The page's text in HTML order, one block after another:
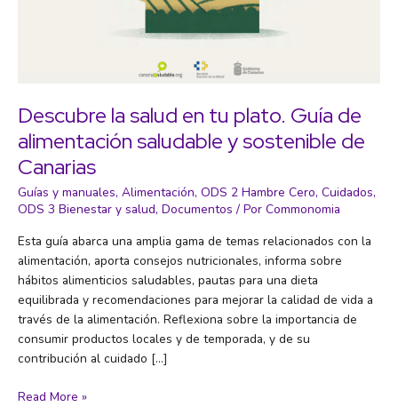
Descubre la salud en tu plato. Guía de
alimentación saludable y sostenible de
Canarias
Guías y manuales, Alimentación, ODS 2 Hambre Cero, Cuidados,
ODS 3 Bienestar y salud, Documentos / Por Commonomia
Esta guía abarca una amplia gama de temas relacionados con la
alimentación, aporta consejos nutricionales, informa sobre
hábitos alimenticios saludables, pautas para una dieta
equilibrada y recomendaciones para mejorar la calidad de vida a
través de la alimentación. Reflexiona sobre la importancia de
consumir productos locales y de temporada, y de su
contribución al cuidado […]
Descubre
Read More »